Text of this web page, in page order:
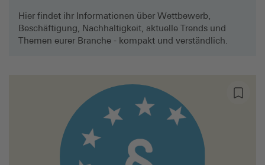
Hier findet ihr Informationen über Wettbewerb,
Beschäftigung, Nachhaltigkeit, aktuelle Trends und
Themen eurer Branche - kompakt und verständlich.